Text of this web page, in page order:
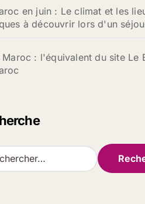
en juin : Le climat et les
à découvrir lors d'un
: l'équivalent du site Le